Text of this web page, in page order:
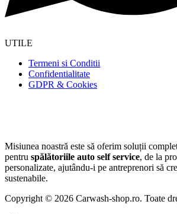
UTILE
Termeni si Conditii
Confidentialitate
GDPR & Cookies
Misiunea noastră este să oferim soluții
pentru spălătoriile auto self service, de la
personalizate, ajutându-i pe antreprenori să
sustenabile.
Copyright © 2026 Carwash-shop.ro. Toate